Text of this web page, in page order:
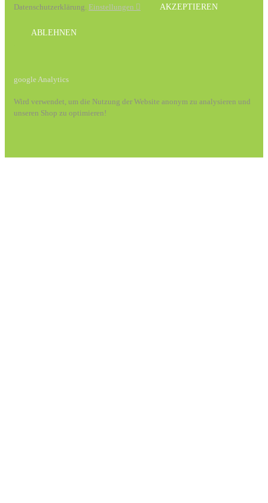
Datenschutzerklärung. Einstellungen AKZEPTIEREN
ABLEHNEN
google Analytics
Wird verwendet, um die Nutzung der Website anonym zu analysieren und
unseren Shop zu optimieren!